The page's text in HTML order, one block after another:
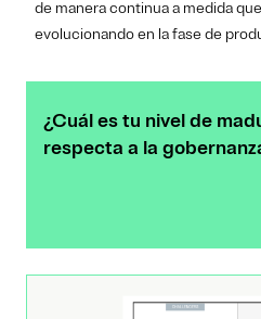
de manera continua a medida
evolucionando en la fase de
¿Cuál es tu nivel de
respecta a la